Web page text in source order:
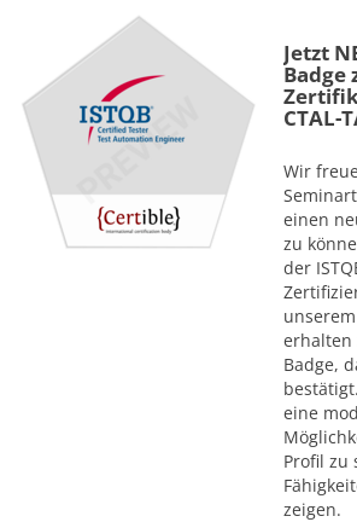
Jetzt
Badge
CTAL-
Wir
einen
zu
der
unserem
erhalten
Badge,
eine
Profil zu
zeigen.